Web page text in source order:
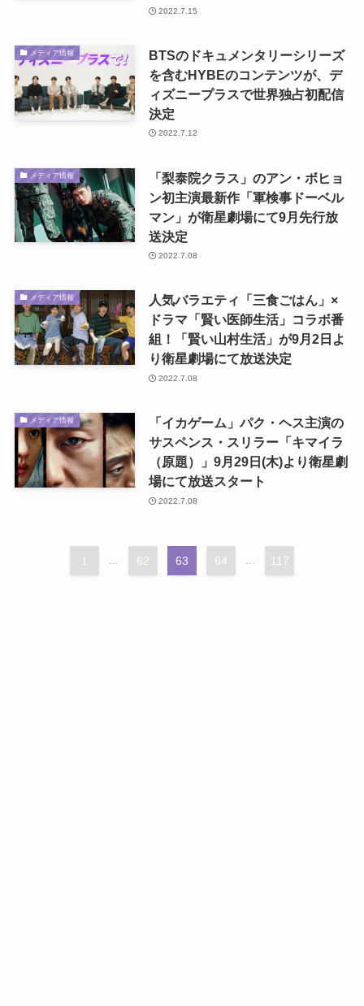
2022.7.15
メディア情報
BTSのドキュメンタリーシリーズ
を含むHYBEのコンテンツが、デ
ィズニープラスで世界独占初配信
決定
2022.7.12
メディア情報
「梨泰院クラス」のアン・ボヒョ
ン初主演最新作「軍検事ドーベル
マン」が衛星劇場にて9月先行放
送決定
2022.7.08
メディア情報
人気バラエティ「三食ごはん」×
ドラマ「賢い医師生活」コラボ番
組！「賢い山村生活」が9月2日よ
り衛星劇場にて放送決定
2022.7.08
メディア情報
「イカゲーム」パク・ヘス主演の
サスペンス・スリラー「キマイラ
（原題）」9月29日(木)より衛星劇
場にて放送スタート
2022.7.08
1 62 63 64 117